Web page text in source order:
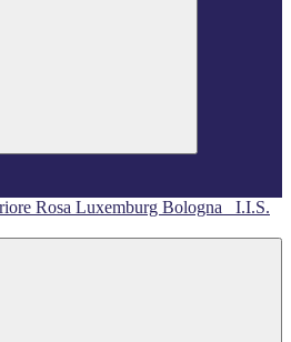
I.I.S.